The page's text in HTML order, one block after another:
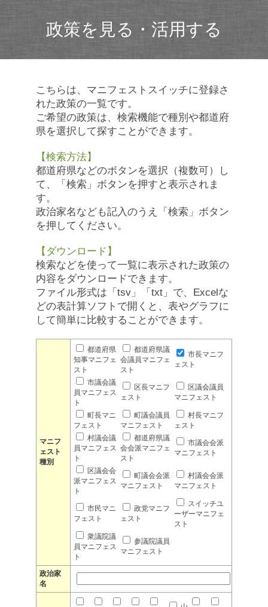
政策を見る・活用する
こちらは、マニフェストスイッチに登録さ
れた政策の一覧です。
ご希望の政策は、検索機能で種別や都道府
県を選択して探すことができます。
【検索方法】
都道府県などのボタンを選択（複数可）し
て、「検索」ボタンを押すと表示されま
す。
政治家名なども記入のうえ「検索」ボタン
を押してください。
【ダウンロード】
検索などを使って一覧に表示された政策の
内容をダウンロードできます。
ファイル形式は「tsv」「txt」で、Excelな
どの表計算ソフトで開くと、表やグラフに
して簡単に比較することができます。
マニフ
ェスト
種別
都道府県
知事マニフェ
スト
都道府県議
会議員マニフェ
スト
市長マニフ
ェスト
市議会議
員マニフェス
ト
区長マニフ
ェスト
区議会議員
マニフェスト
町長マニ
フェスト
町議会議員
マニフェスト
村長マニフ
ェスト
村議会議
員マニフェス
ト
都道府県議
会会派マニフェ
スト
市議会会派
マニフェスト
区議会会
派マニフェス
ト
町議会会派
マニフェスト
村議会会派
マニフェスト
市民マニ
フェスト
政党マニフ
ェスト
スイッチユ
ーザーマニフェ
スト
衆議院議
員マニフェス
ト
参議院議員
マニフェスト
政治家
名